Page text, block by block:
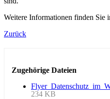
Weitere Informationen finden Sie
Zurück
Zugehörige Dateien
234 KB